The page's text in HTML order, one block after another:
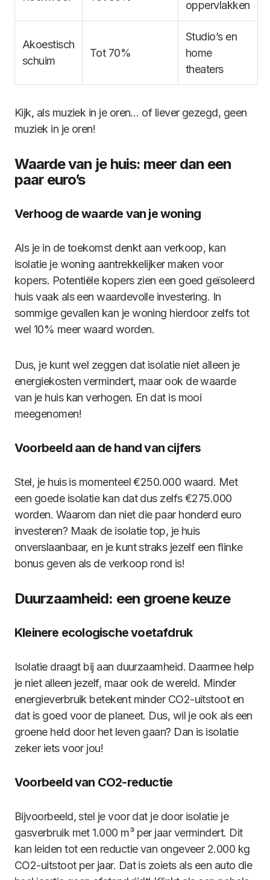
oppervlakken
Akoestisch
schuim
Tot 70%
Studio’s en
home
theaters
Kijk, als muziek in je oren… of liever gezegd, geen
muziek in je oren!
Waarde van je huis: meer dan een
paar euro’s
Verhoog de waarde van je woning
Als je in de toekomst denkt aan verkoop, kan
isolatie je woning aantrekkelijker maken voor
kopers. Potentiële kopers zien een goed geïsoleerd
huis vaak als een waardevolle investering. In
sommige gevallen kan je woning hierdoor zelfs tot
wel 10% meer waard worden.
Dus, je kunt wel zeggen dat isolatie niet alleen je
energiekosten vermindert, maar ook de waarde
van je huis kan verhogen. En dat is mooi
meegenomen!
Voorbeeld aan de hand van cijfers
Stel, je huis is momenteel €250.000 waard. Met
een goede isolatie kan dat dus zelfs €275.000
worden. Waarom dan niet die paar honderd euro
investeren? Maak de isolatie top, je huis
onverslaanbaar, en je kunt straks jezelf een flinke
bonus geven als de verkoop rond is!
Duurzaamheid: een groene keuze
Kleinere ecologische voetafdruk
Isolatie draagt bij aan duurzaamheid. Daarmee help
je niet alleen jezelf, maar ook de wereld. Minder
energieverbruik betekent minder CO2-uitstoot en
dat is goed voor de planeet. Dus, wil je ook als een
groene held door het leven gaan? Dan is isolatie
zeker iets voor jou!
Voorbeeld van CO2-reductie
Bijvoorbeeld, stel je voor dat je door isolatie je
gasverbruik met 1.000 m³ per jaar vermindert. Dit
kan leiden tot een reductie van ongeveer 2.000 kg
CO2-uitstoot per jaar. Dat is zoiets als een auto die